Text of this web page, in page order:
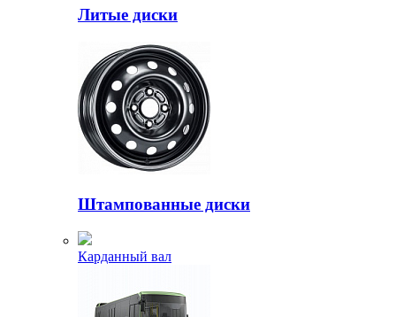
Литые диски
Штампованные диски
Карданный вал